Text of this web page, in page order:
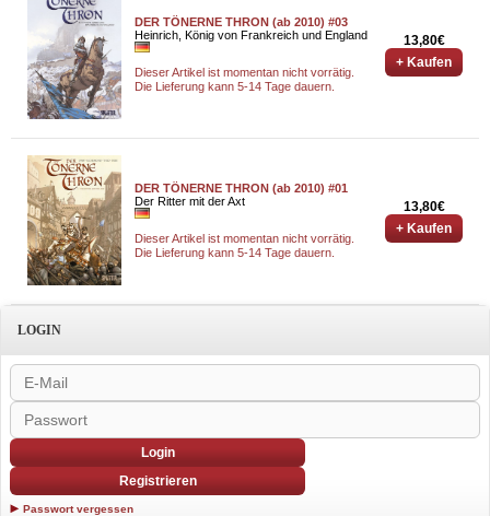
DER TÖNERNE THRON (ab 2010) #03
Heinrich, König von Frankreich und England
Dieser Artikel ist momentan nicht vorrätig.
Die Lieferung kann 5-14 Tage dauern.
13,80€
+ Kaufen
DER TÖNERNE THRON (ab 2010) #01
Der Ritter mit der Axt
Dieser Artikel ist momentan nicht vorrätig.
Die Lieferung kann 5-14 Tage dauern.
13,80€
+ Kaufen
LOGIN
Login
Registrieren
Passwort vergessen